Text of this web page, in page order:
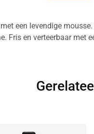
een levendige
Fris en verteerbaar met